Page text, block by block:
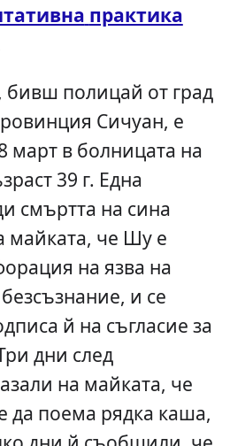
практика
полицай от град
Сичуан, е
март в болницата на
39 г. Една
смъртта на сина
майката, че Шу е
на язва на
и се
й на съгласие за
дни след
на майката, че
поема рядка каша,